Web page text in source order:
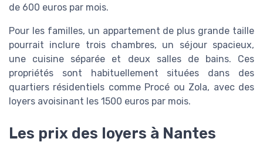
de 600 euros par mois.
Pour les familles, un appartement de plus grande taille
pourrait inclure trois chambres, un séjour spacieux,
une cuisine séparée et deux salles de bains. Ces
propriétés sont habituellement situées dans des
quartiers résidentiels comme Procé ou Zola, avec des
loyers avoisinant les 1500 euros par mois.
Les prix des loyers à Nantes